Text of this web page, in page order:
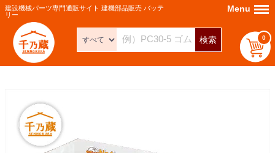
建設機械パーツ専門通販サイト 建機部品販売 バッテ
リー
検索 0
Menu Menu